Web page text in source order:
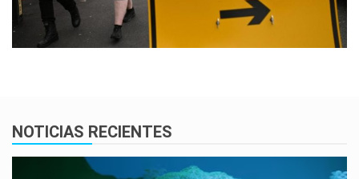
NOTICIAS RECIENTES